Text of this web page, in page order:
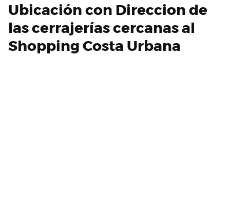
Ubicación con Direccion de
las cerrajerías cercanas al
Shopping Costa Urbana